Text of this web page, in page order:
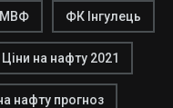
МВФ ФК Інгулець
Ціни на нафту 2021
нафту прогноз